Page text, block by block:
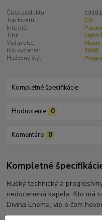
Číslo produktu:
13102
Typ tovaru:
CD
Interprét:
Titul:
Light
Vydavateľ:
Music
Rok vydania:
2008
Hudobný štýl:
Kompletné špecifikácie
Hodnotenie 0
Komentáre 0
Kompletné
Ruský technický a
nedocenená kapela. Kto má
Divina Enema, vie o čom